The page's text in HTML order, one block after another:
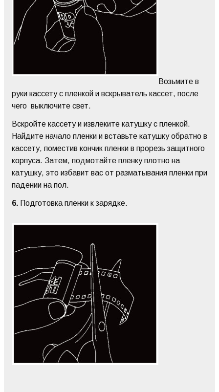
Возьмите в
руки кассету с пленкой и вскрыватель кассет, после
чего выключите свет.
Вскройте кассету и извлеките катушку с пленкой.
Найдите начало пленки и вставьте катушку обратно в
кассету, поместив кончик пленки в прорезь защитного
корпуса. Затем, подмотайте пленку плотно на
катушку, это избавит вас от разматывания пленки при
падении на пол.
6. Подготовка пленки к зарядке.